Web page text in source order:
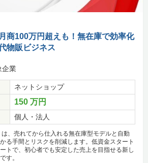
商100万円超えも！無在庫で効率化
物販ビジネス
企業
ネットショップ
150 万円
個人・法人
は、売れてから仕入れる無在庫型モデルと自動
る手間とリスクを削減します。低資金スタート
トで、初心者でも安定した売上を目指せる新し
す。